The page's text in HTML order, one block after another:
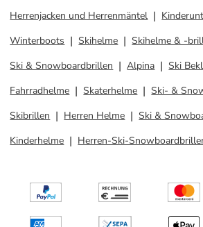
Herrenjacken und Herrenmäntel
Winterboots
Skihelme
Skihelme & -
Ski & Snowboardbrillen
Alpina
Ski
Fahrradhelme
Skaterhelme
Ski- &
Skibrillen
Herren Helme
Ski &
Kinderhelme
Herren-Ski-